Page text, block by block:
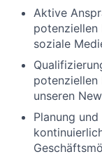
Aktive
potenziellen
soziale
potenziellen
unseren
Planung